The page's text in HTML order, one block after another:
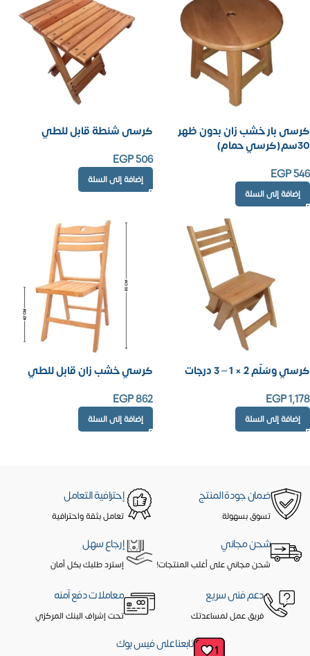
كرسى بار خشب زان بدون ظهر
30سم(كرسي حمام)
EGP546
إضافة إلى السلة
كرسى شنطة قابل للطي
EGP506
إضافة إلى السلة
كرسي وسُلَّم 2 × 1 – 3 درجات
EGP1,178
إضافة إلى السلة
كرسي خشب زان قابل للطي
EGP862
إضافة إلى السلة
ضمان جودة المنتج
تسوق بسهولة
إحترافية التعامل
تعامل بثقة واحترافية
شحن مجاني
شحن مجاني على أغلب المنتجات!
إرجاع سهل
إسترد طلبك بكل أمان
دعم فنى سريع
فريق عمل لمساعدتك
معاملات دفع آمنه
تحت إشراف البنك المركزي
تابعنا على فيس بوك